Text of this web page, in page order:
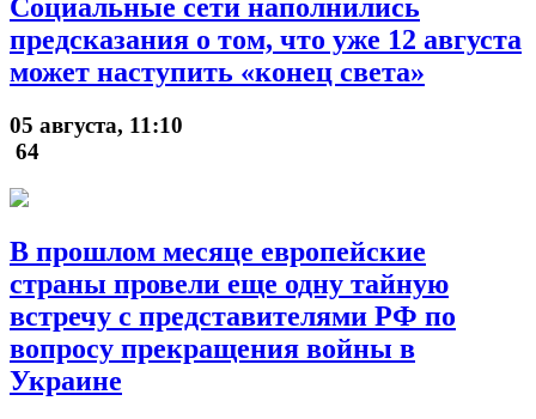
Социальные сети наполнились
предсказания о том, что уже 12 августа
может наступить «конец света»
05 августа, 11:10
64
В прошлом месяце европейские
страны провели еще одну тайную
встречу с представителями РФ по
вопросу прекращения войны в
Украине